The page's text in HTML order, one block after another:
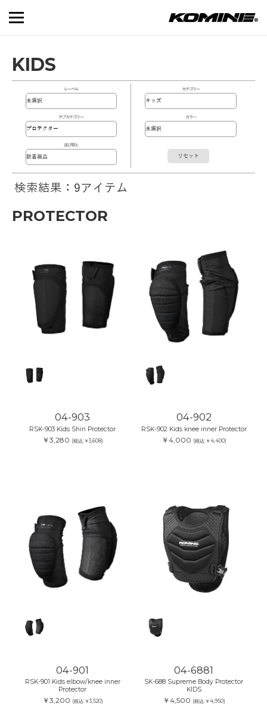
KIDS
レーベル カテゴリー
サブカテゴリー カラー
並び替え
リセット
検索結果：9アイテム
PROTECTOR
04-903
RSK-903 Kids Shin Protector
￥3,280 (税込:￥3,608)
04-902
RSK-902 Kids knee inner Protector
￥4,000 (税込:￥4,400)
04-901
RSK-901 Kids elbow/knee inner
Protector
￥3,200 (税込:￥3,520)
04-6881
SK-688 Supreme Body Protector
KIDS
￥4,500 (税込:￥4,950)